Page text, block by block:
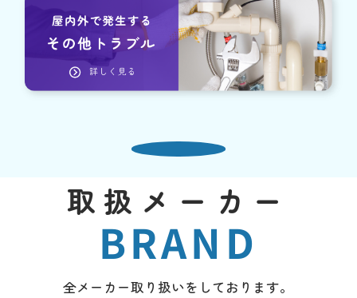
取扱メーカー
BRAND
全メーカー取り扱いをしております。